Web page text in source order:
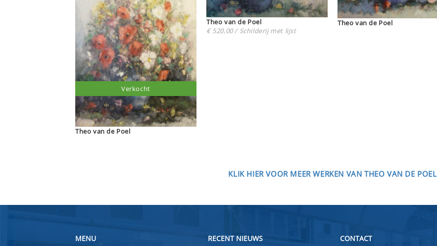
Theo van de Poel
Verkocht
Theo van de Poel
€ 520,00 / Schilderij met lijst
Theo van de Poel
KLIK HIER VOOR MEER WERKEN VAN THEO VAN DE POEL
MENU RECENT NIEUWS CONTACT